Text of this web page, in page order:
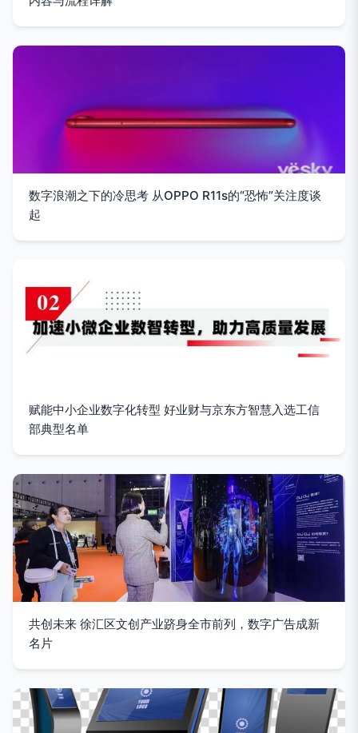
数字浪潮之下的冷思考 从OPPO R11s的“恐怖”关注度谈
起
赋能中小企业数字化转型 好业财与京东方智慧入选工信
部典型名单
共创未来 徐汇区文创产业跻身全市前列，数字广告成新
名片